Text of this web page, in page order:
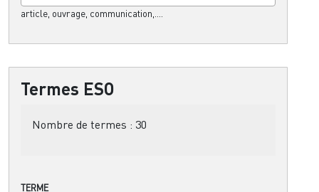
article, ouvrage, communication,....
Termes ESO
Nombre de termes : 30
TERME